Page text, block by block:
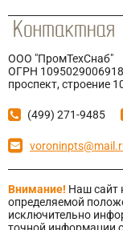
ООО "ПромТехСнаб"
ОГРН
проспект, строение
(499) 271-9485
Внимание! Наш сайт
определяемой
исключительно